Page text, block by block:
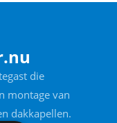
die
montage van
dakkapellen.